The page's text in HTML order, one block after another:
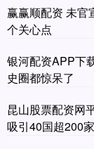
赢赢顺配资 未官
个关心点
银河配资APP下
史圈都惊呆了
昆山股票配资网
吸引40国超200